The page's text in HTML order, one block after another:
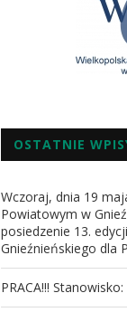
OSTATNIE
Wczoraj, dnia 19
Powiatowym w
posiedzenie 13.
Gnieźnieńskiego dla
PRACA!!!